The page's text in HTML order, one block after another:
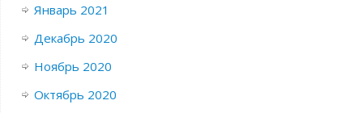
Январь 2021
Декабрь 2020
Ноябрь 2020
Октябрь 2020